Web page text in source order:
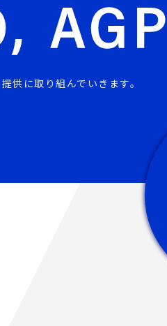
供に取り組んでいきます。